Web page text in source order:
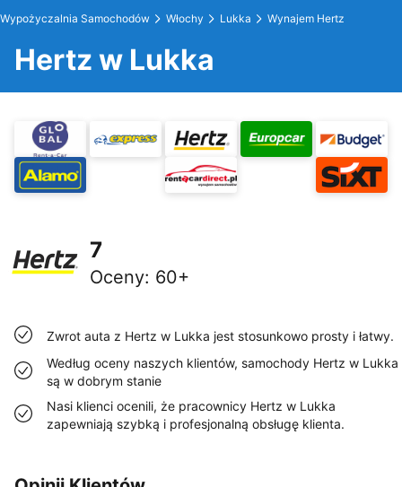
Wypożyczalnia Samochodów Włochy Lukka Wynajem Hertz
Hertz w Lukka
7
Oceny: 60+
Zwrot auta z Hertz w Lukka jest stosunkowo prosty i łatwy.
Według oceny naszych klientów, samochody Hertz w Lukka
są w dobrym stanie
Nasi klienci ocenili, że pracownicy Hertz w Lukka
zapewniają szybką i profesjonalną obsługę klienta.